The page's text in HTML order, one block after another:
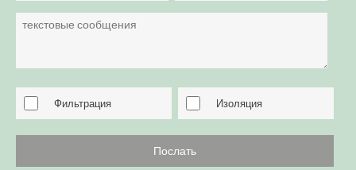
Фильтрация Изоляция